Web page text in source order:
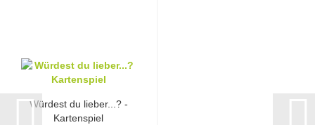
Würdest du lieber...? -
Kartenspiel